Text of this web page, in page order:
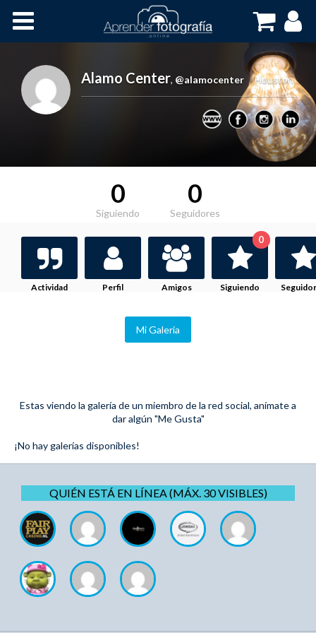
Cursos OnLine
Alamo Center, @alamocenter Houston
0
Siguiendo
0
Seguidores
Actividad Perfil Amigos Siguiendo
0
Mi Galeria
Estas viendo la galería de un miembro de la red social, anímate a
dar algún "Me Gusta"
¡No hay galerías disponibles!
QUIÉN ESTÁ EN LÍNEA (MÁX. 30 VISIBLES)